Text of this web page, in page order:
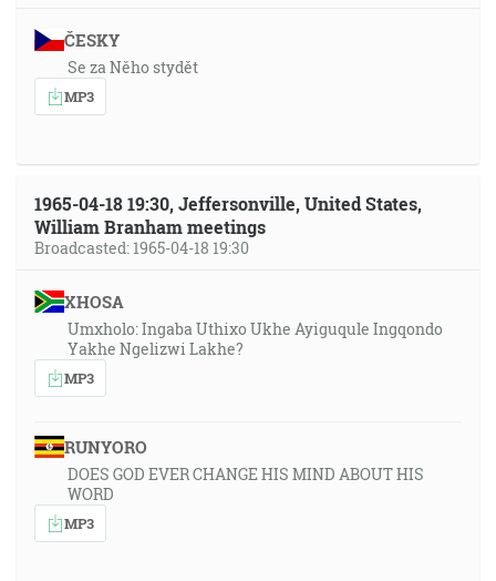
ČESKY
Se za Něho stydět
MP3
1965-04-18 19:30, Jeffersonville, United States,
William Branham meetings
Broadcasted: 1965-04-18 19:30
XHOSA
Umxholo: Ingaba Uthixo Ukhe Ayiguqule Ingqondo
Yakhe Ngelizwi Lakhe?
MP3
RUNYORO
DOES GOD EVER CHANGE HIS MIND ABOUT HIS
WORD
MP3